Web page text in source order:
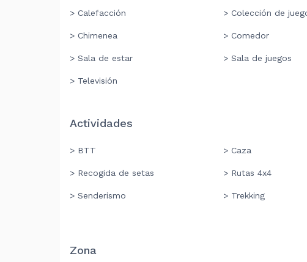
> Calefacción > Colección de
> Chimenea > Comedor
> Sala de estar > Sala de juegos
> Televisión
Actividades
> BTT > Caza
> Recogida de setas > Rutas 4x4
> Senderismo > Trekking
Zona